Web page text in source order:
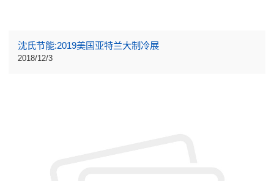
沈氏节能:2019美国亚特兰大制冷展
2018/12/3